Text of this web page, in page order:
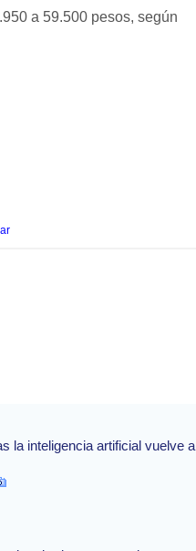
a 59.500 pesos, según
la inteligencia artificial vuelve a